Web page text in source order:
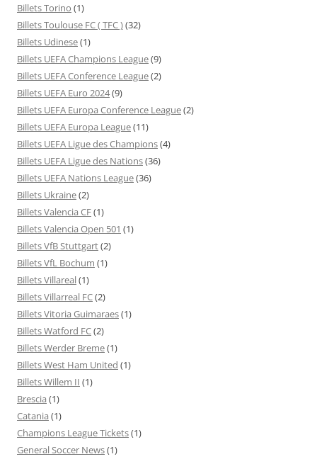
Billets Torino (1)
Billets Toulouse FC ( TFC )(32)
Billets Udinese(1)
Billets UEFA Champions League(9)
Billets UEFA Conference League(2)
Billets UEFA Euro 2024(9)
Billets UEFA Europa Conference League(2)
Billets UEFA Europa League(11)
Billets UEFA Ligue des Champions(4)
Billets UEFA Ligue des Nations(36)
Billets UEFA Nations League(36)
Billets Ukraine(2)
Billets Valencia CF(1)
Billets Valencia Open 501 (1)
Billets VfB Stuttgart(2)
Billets VfL Bochum (1)
Billets Villareal(1)
Billets Villarreal FC(2)
Billets Vitoria Guimaraes(1)
Billets Watford FC(2)
Billets Werder Breme(1)
Billets West Ham United (1)
Billets Willem II (1)
Brescia (1)
Catania (1)
Champions League Tickets(1)
General Soccer News(1)